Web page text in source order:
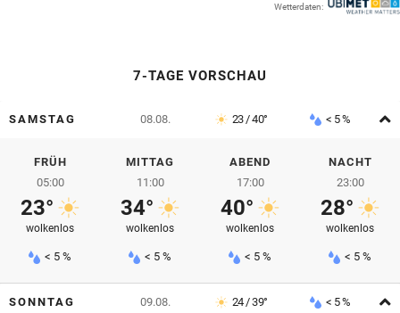
Wetterdaten:
7-TAGE VORSCHAU
SAMSTAG 08.08. 23 / 40° < 5 %
FRÜH
05:00
23°
wolkenlos
< 5 %
MITTAG
11:00
34°
wolkenlos
< 5 %
ABEND
17:00
40°
wolkenlos
< 5 %
NACHT
23:00
28°
wolkenlos
< 5 %
SONNTAG 09.08. 24 / 39° < 5 %